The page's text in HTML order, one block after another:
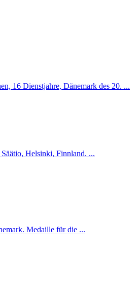
16 Dienstjahre, Dänemark des 20. ...
Helsinki, Finnland. ...
Medaille für die ...